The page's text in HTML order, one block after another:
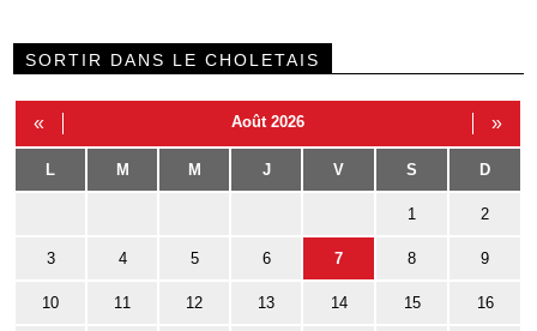
SORTIR DANS LE CHOLETAIS
« Août 2026 »
L M M J V S D
1 2
3 4 5 6 7 8 9
10 11 12 13 14 15 16